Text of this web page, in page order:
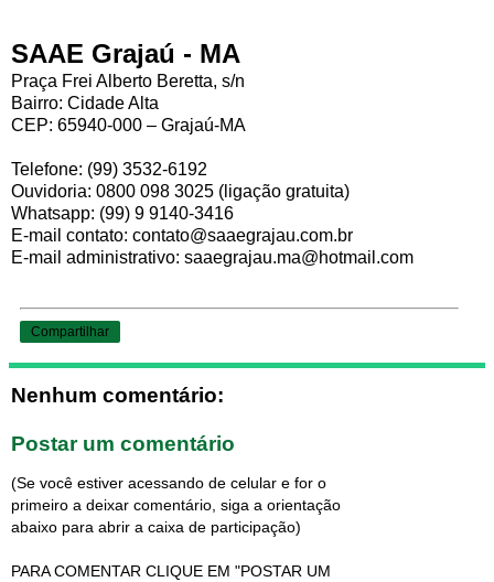
SAAE Grajaú - MA
Praça Frei Alberto Beretta, s/n
Bairro: Cidade Alta
CEP: 65940-000 – Grajaú-MA
Telefone: (99) 3532-6192
Ouvidoria: 0800 098 3025 (ligação gratuita)
Whatsapp: (99) 9 9140-3416
E-mail contato: contato@saaegrajau.com.br
E-mail administrativo: saaegrajau.ma@hotmail.com
Compartilhar
Nenhum comentário:
Postar um comentário
(Se você estiver acessando de celular e for o
primeiro a deixar comentário, siga a orientação
abaixo para abrir a caixa de participação)
PARA COMENTAR CLIQUE EM "POSTAR UM